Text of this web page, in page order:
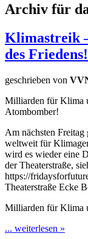
Archiv für
Klimastreik
des Friedens!
geschrieben von
Milliarden für Klima
Atombomber!
Am nächsten
weltweit für
wird es wieder eine
der Theaterstraße,
https://
Theaterstraße Ecke
Milliarden für Klima
... weiterlesen »